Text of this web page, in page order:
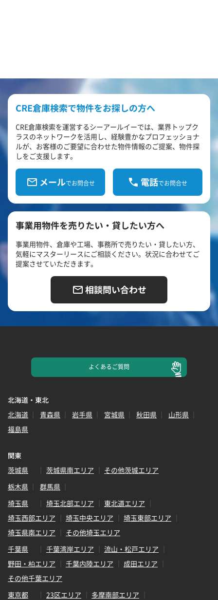
CRE倉庫検索で物件をお探しの方へ
CRE倉庫検索を運営するシーアールイーでは、業界トップク
ラスのネットワークを活用し、経験豊かなプロフェッショナ
ルが、お客様のご要望に合わせた物件情報のご提案、物件探
しをご支援します。
メールでお問合せ 電話でお問合せ
事業用物件を売りたい・貸したい方へ
事業用物件、倉庫や工場、事務所で売りたい・貸したい方、
気軽にマスターリースにご相談ください。状況に合わせてご
提案させていただきます。
相談問い合わせ
よくあるご質問
北海道・東北
北海道
青森県 岩手県 宮城県 秋田県
山形県
福島県
関東
茨城県
茨城県南エリア
その他茨城エリア
栃木県
群馬県
埼玉県
埼玉北部エリア
東北道エリア
埼玉西部エリア
埼玉中央エリア
埼玉東部エリア
埼玉県南エリア
その他埼玉エリア
千葉県
千葉湾岸エリア
流山・松戸エリア
野田・柏エリア
千葉内陸エリア
成田エリア
その他千葉エリア
東京都
23区エリア
多摩南部エリア